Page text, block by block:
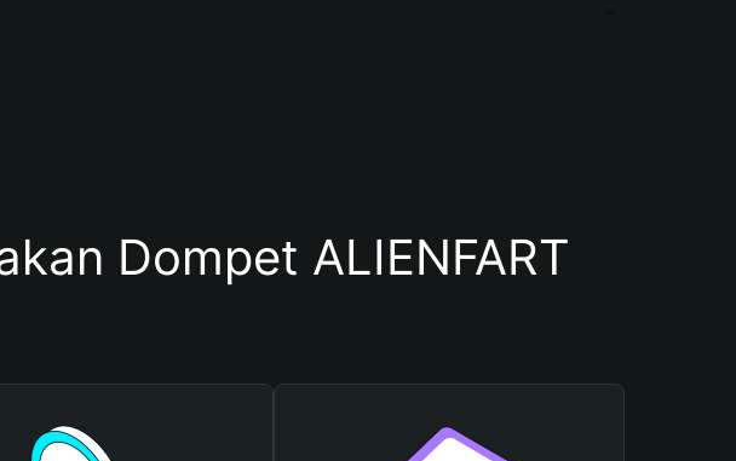
Dompet ALIENFART